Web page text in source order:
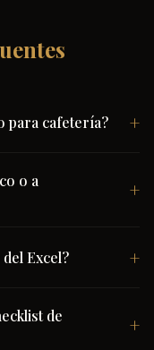
para cafetería?
o a
Excel?
de